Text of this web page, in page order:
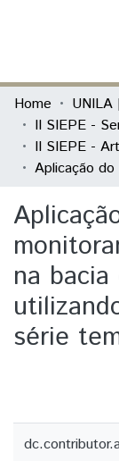
Communities &
All of DSpace
Statistics
Home UNILA
na
série